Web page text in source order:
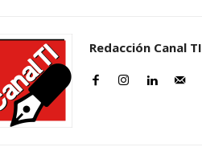
Redacción Canal TI